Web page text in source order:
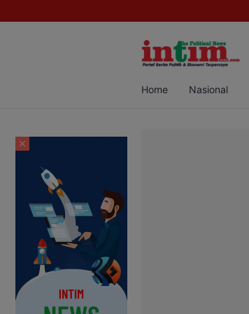
Sabu di Pangkalan Bun, Dua Pelaku Diamankan
Home Nasional